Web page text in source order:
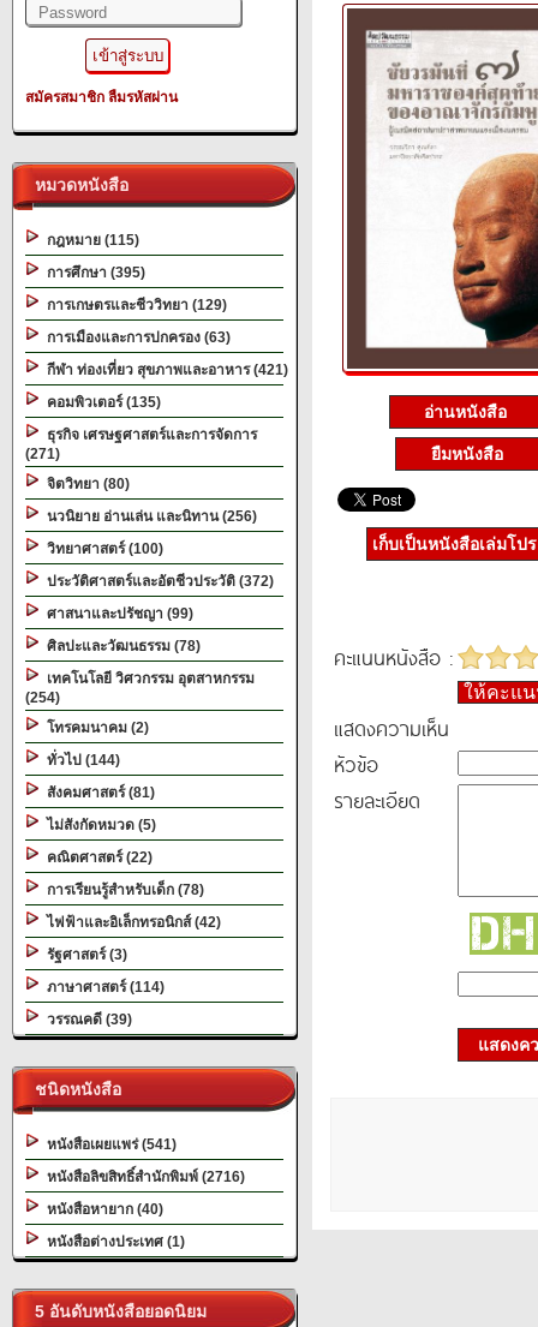
สมัครสมาชิก ลืมรหัสผ่าน
หมวดหนังสือ
กฎหมาย (115)
การศึกษา (395)
การเกษตรและชีววิทยา (129)
การเมืองและการปกครอง (63)
กีฬา ท่องเที่ยว สุขภาพและอาหาร (421)
คอมพิวเตอร์ (135)
ธุรกิจ เศรษฐศาสตร์และการจัดการ
(271)
จิตวิทยา (80)
นวนิยาย อ่านเล่น และนิทาน (256)
วิทยาศาสตร์ (100)
ประวัติศาสตร์และอัตชีวประวัติ (372)
ศาสนาและปรัชญา (99)
ศิลปะและวัฒนธรรม (78)
เทคโนโลยี วิศวกรรม อุตสาหกรรม
(254)
โทรคมนาคม (2)
ทั่วไป (144)
สังคมศาสตร์ (81)
ไม่สังกัดหมวด (5)
คณิตศาสตร์ (22)
การเรียนรู้สำหรับเด็ก (78)
ไฟฟ้าและอิเล็กทรอนิกส์ (42)
รัฐศาสตร์ (3)
ภาษาศาสตร์ (114)
วรรณคดี (39)
ชนิดหนังสือ
หนังสือเผยแพร่ (541)
หนังสือลิขสิทธิ์สำนักพิมพ์ (2716)
หนังสือหายาก (40)
หนังสือต่างประเทศ (1)
5 อันดับหนังสือยอดนิยม
อ่านหนังสือ
ยืมหนังสือ
เก็บเป็นหนังสือเล่มโป
คะแนนหนังสือ :
ให้คะแ
แสดงความเห็น
หัวข้อ
รายละเอียด
แสดงค